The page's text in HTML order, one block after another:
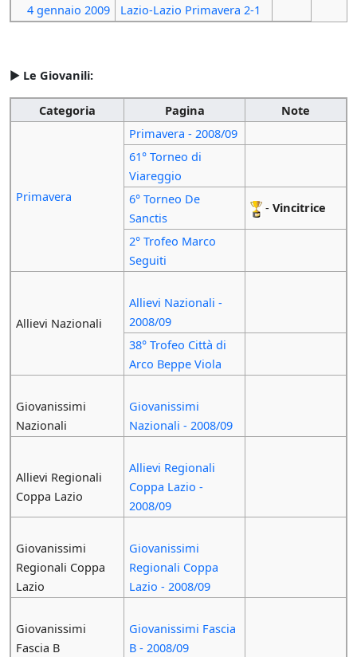
4 gennaio 2009 Lazio-Lazio Primavera 2-1
► Le Giovanili:
Categoria Pagina Note
Primavera
Primavera - 2008/09
61° Torneo di
Viareggio
6° Torneo De
Sanctis
- Vincitrice
2° Trofeo Marco
Seguiti
Allievi Nazionali
Allievi Nazionali -
2008/09
38° Trofeo Città di
Arco Beppe Viola
Giovanissimi
Nazionali
Giovanissimi
Nazionali - 2008/09
Allievi Regionali
Coppa Lazio
Allievi Regionali
Coppa Lazio -
2008/09
Giovanissimi
Regionali Coppa
Lazio
Giovanissimi
Regionali Coppa
Lazio - 2008/09
Giovanissimi
Fascia B
Giovanissimi Fascia
B - 2008/09